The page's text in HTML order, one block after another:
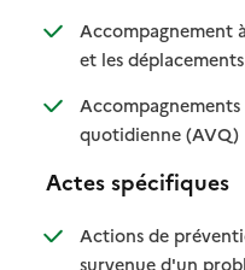
Accompagnement
et les déplacements
:
:
quotidienne (AVQ)
:
: non
Actes spécifiques
Actions de
survenue d'un